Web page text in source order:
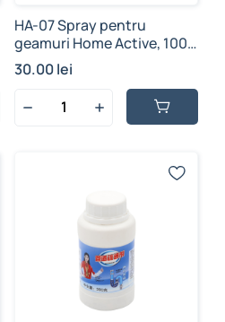
HA-07 Spray pentru
geamuri Home Active, 1000
ml (1/12 buc)
30.00 lei